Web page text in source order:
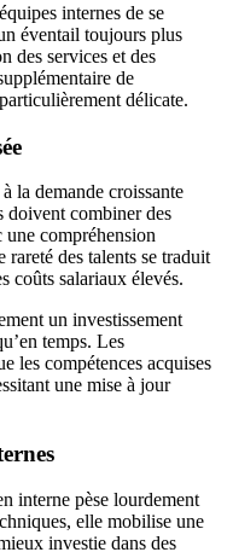
internes de se
éventail toujours plus
des services et des
de
délicate.
la demande croissante
doivent combiner des
une compréhension
des talents se traduit
coûts salariaux élevés.
un investissement
temps. Les
les compétences acquises
une mise à jour
interne pèse lourdement
elle mobilise une
investie dans des